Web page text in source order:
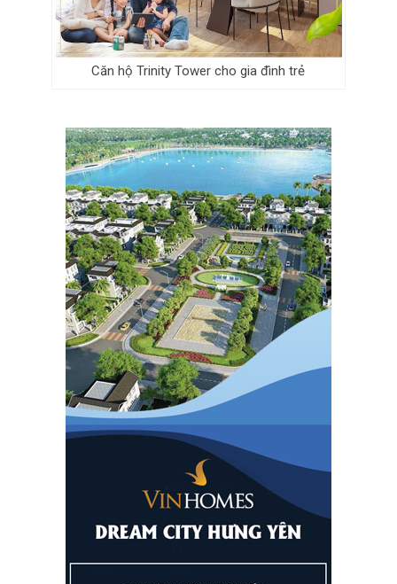
Căn hộ Trinity Tower cho gia đình trẻ